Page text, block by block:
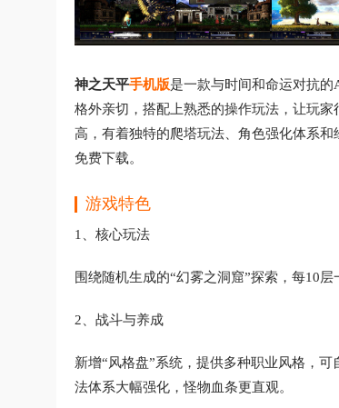
神之天平手机版是一款与时间和命运对抗的
格外亲切，搭配上熟悉的操作玩法，让玩
高，有着独特的爬塔玩法、角色强化体系和
免费下载。
游戏特色
1、核心玩法
围绕随机生成的“幻雾之洞窟”探索，每10层
2、战斗与养成
新增“风格盘”系统，提供多种职业风格，
法体系大幅强化，怪物血条更直观。